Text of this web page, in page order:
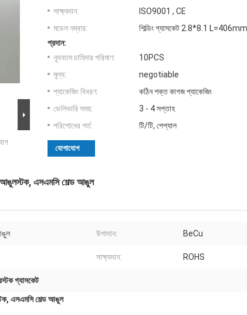
সাক্ষ্যদান:
ISO9001 , CE
মডেল নম্বার:
শিল্ডিং গ্যাসকেট 2.8*8.1 L=406mm
প্রদান:
ন্যূনতম চাহিদার পরিমাণ:
10PCS
মূল্য:
negotiable
প্যাকেজিং বিবরণ:
কঠিন শক্ত কাগজ প্যাকেজিং
ডেলিভারি সময়:
3 - 4 সপ্তাহ
পরিশোধের শর্ত:
টি/টি, পেপ্যাল
যোগাযোগ
এসএমসি শেল্ড আঙুল
উপাদান: BeCu
সাক্ষ্যদান: ROHS
গ্যাসকেট
এসএমসি শেল্ড আঙুল